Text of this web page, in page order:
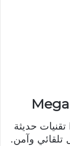
نتيجة لذلك يستخدم MegaFamous تقنيات حديثة
تلقائي وآمن.